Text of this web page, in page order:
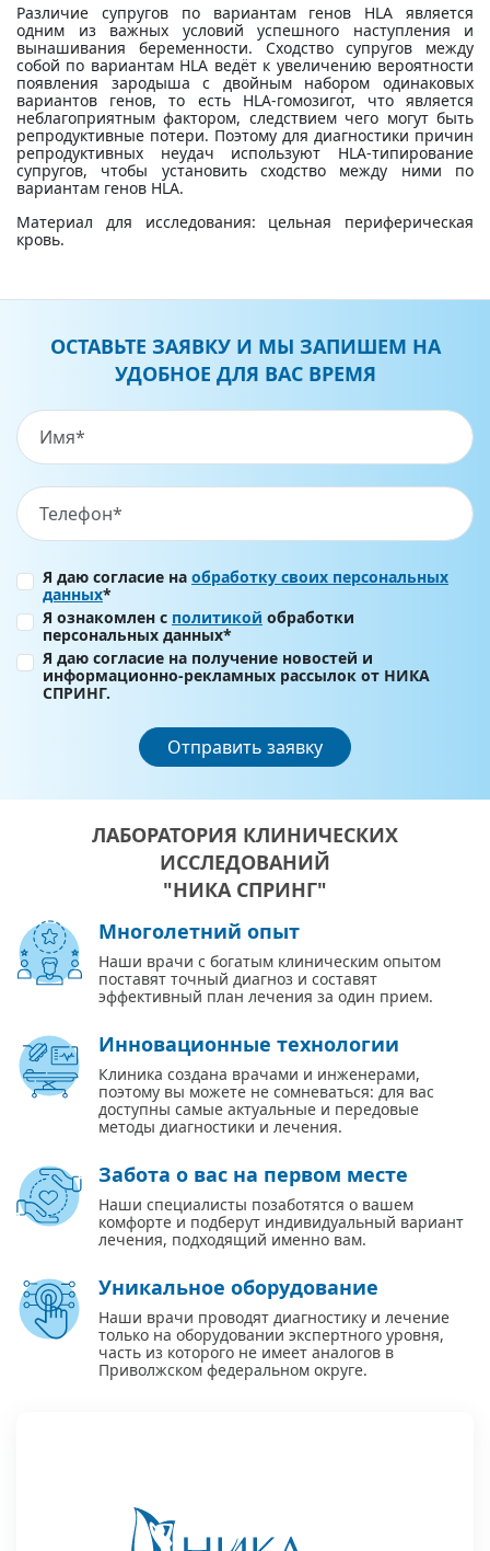
Различие супругов по вариантам генов HLA является
одним из важных условий успешного наступления и
вынашивания беременности. Сходство супругов между
собой по вариантам HLA ведёт к увеличению вероятности
появления зародыша с двойным набором одинаковых
вариантов генов, то есть HLA-гомозигот, что является
неблагоприятным фактором, следствием чего могут быть
репродуктивные потери. Поэтому для диагностики причин
репродуктивных неудач используют HLA-типирование
супругов, чтобы установить сходство между ними по
вариантам генов HLA.
Материал для исследования: цельная периферическая
кровь.
ОСТАВЬТЕ ЗАЯВКУ И МЫ ЗАПИШЕМ НА
УДОБНОЕ ДЛЯ ВАС ВРЕМЯ
Я даю согласие на обработку своих персональных
данных*
Я ознакомлен с политикой обработки
персональных данных*
Я даю согласие на получение новостей и
информационно-рекламных рассылок от НИКА
СПРИНГ.
Отправить заявку
ЛАБОРАТОРИЯ КЛИНИЧЕСКИХ
ИССЛЕДОВАНИЙ
"НИКА СПРИНГ"
Многолетний опыт
Наши врачи с богатым клиническим опытом
поставят точный диагноз и составят
эффективный план лечения за один прием.
Инновационные технологии
Клиника создана врачами и инженерами,
поэтому вы можете не сомневаться: для вас
доступны самые актуальные и передовые
методы диагностики и лечения.
Забота о вас на первом месте
Наши специалисты позаботятся о вашем
комфорте и подберут индивидуальный вариант
лечения, подходящий именно вам.
Уникальное оборудование
Наши врачи проводят диагностику и лечение
только на оборудовании экспертного уровня,
часть из которого не имеет аналогов в
Приволжском федеральном округе.